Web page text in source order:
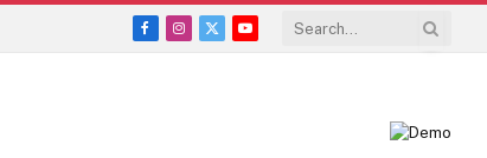
Facebook
Instagram
X
YouTube